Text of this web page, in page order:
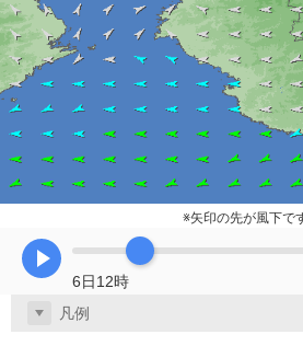
※矢印の先が風下で
再生
6日12時
凡例